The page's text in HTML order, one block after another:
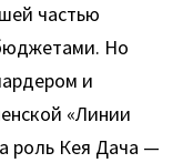
частью
Но
и
«Линии
роль Кея Дача —